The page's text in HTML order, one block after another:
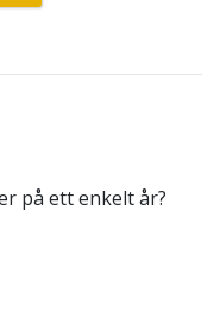
på ett enkelt år?